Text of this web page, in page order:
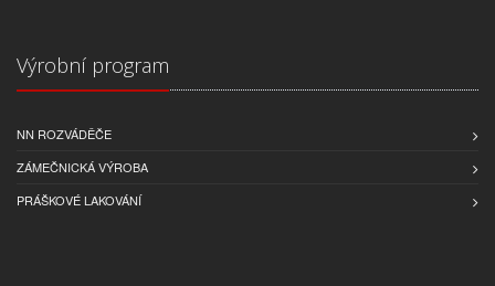
Výrobní program
NN ROZVÁDĚČE
ZÁMEČNICKÁ VÝROBA
PRÁŠKOVÉ LAKOVÁNÍ